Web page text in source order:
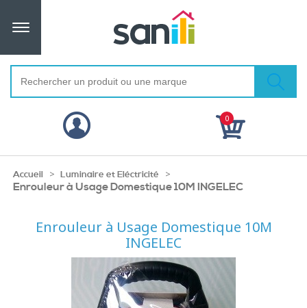
0
Accueil > Luminaire et Eléctricité >
Enrouleur à Usage Domestique 10M INGELEC
Enrouleur à Usage Domestique 10M
INGELEC